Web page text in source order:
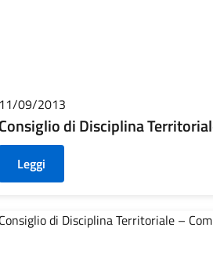
11/09/2013
Consiglio di Disciplina
Leggi